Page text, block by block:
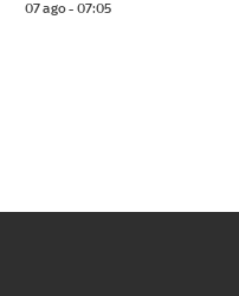
07 ago - 07:05